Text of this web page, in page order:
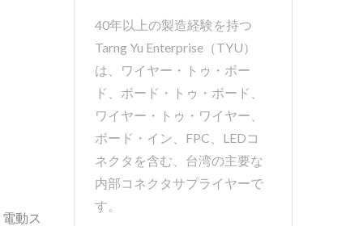
動ス
40年以上の製造経験を持つ
Tarng Yu Enterprise（TYU）
は、ワイヤー・トゥ・ボー
ド、ボード・トゥ・ボード、
ワイヤー・トゥ・ワイヤー、
ボード・イン、FPC、LEDコ
ネクタを含む、台湾の主要な
内部コネクタサプライヤーで
す。